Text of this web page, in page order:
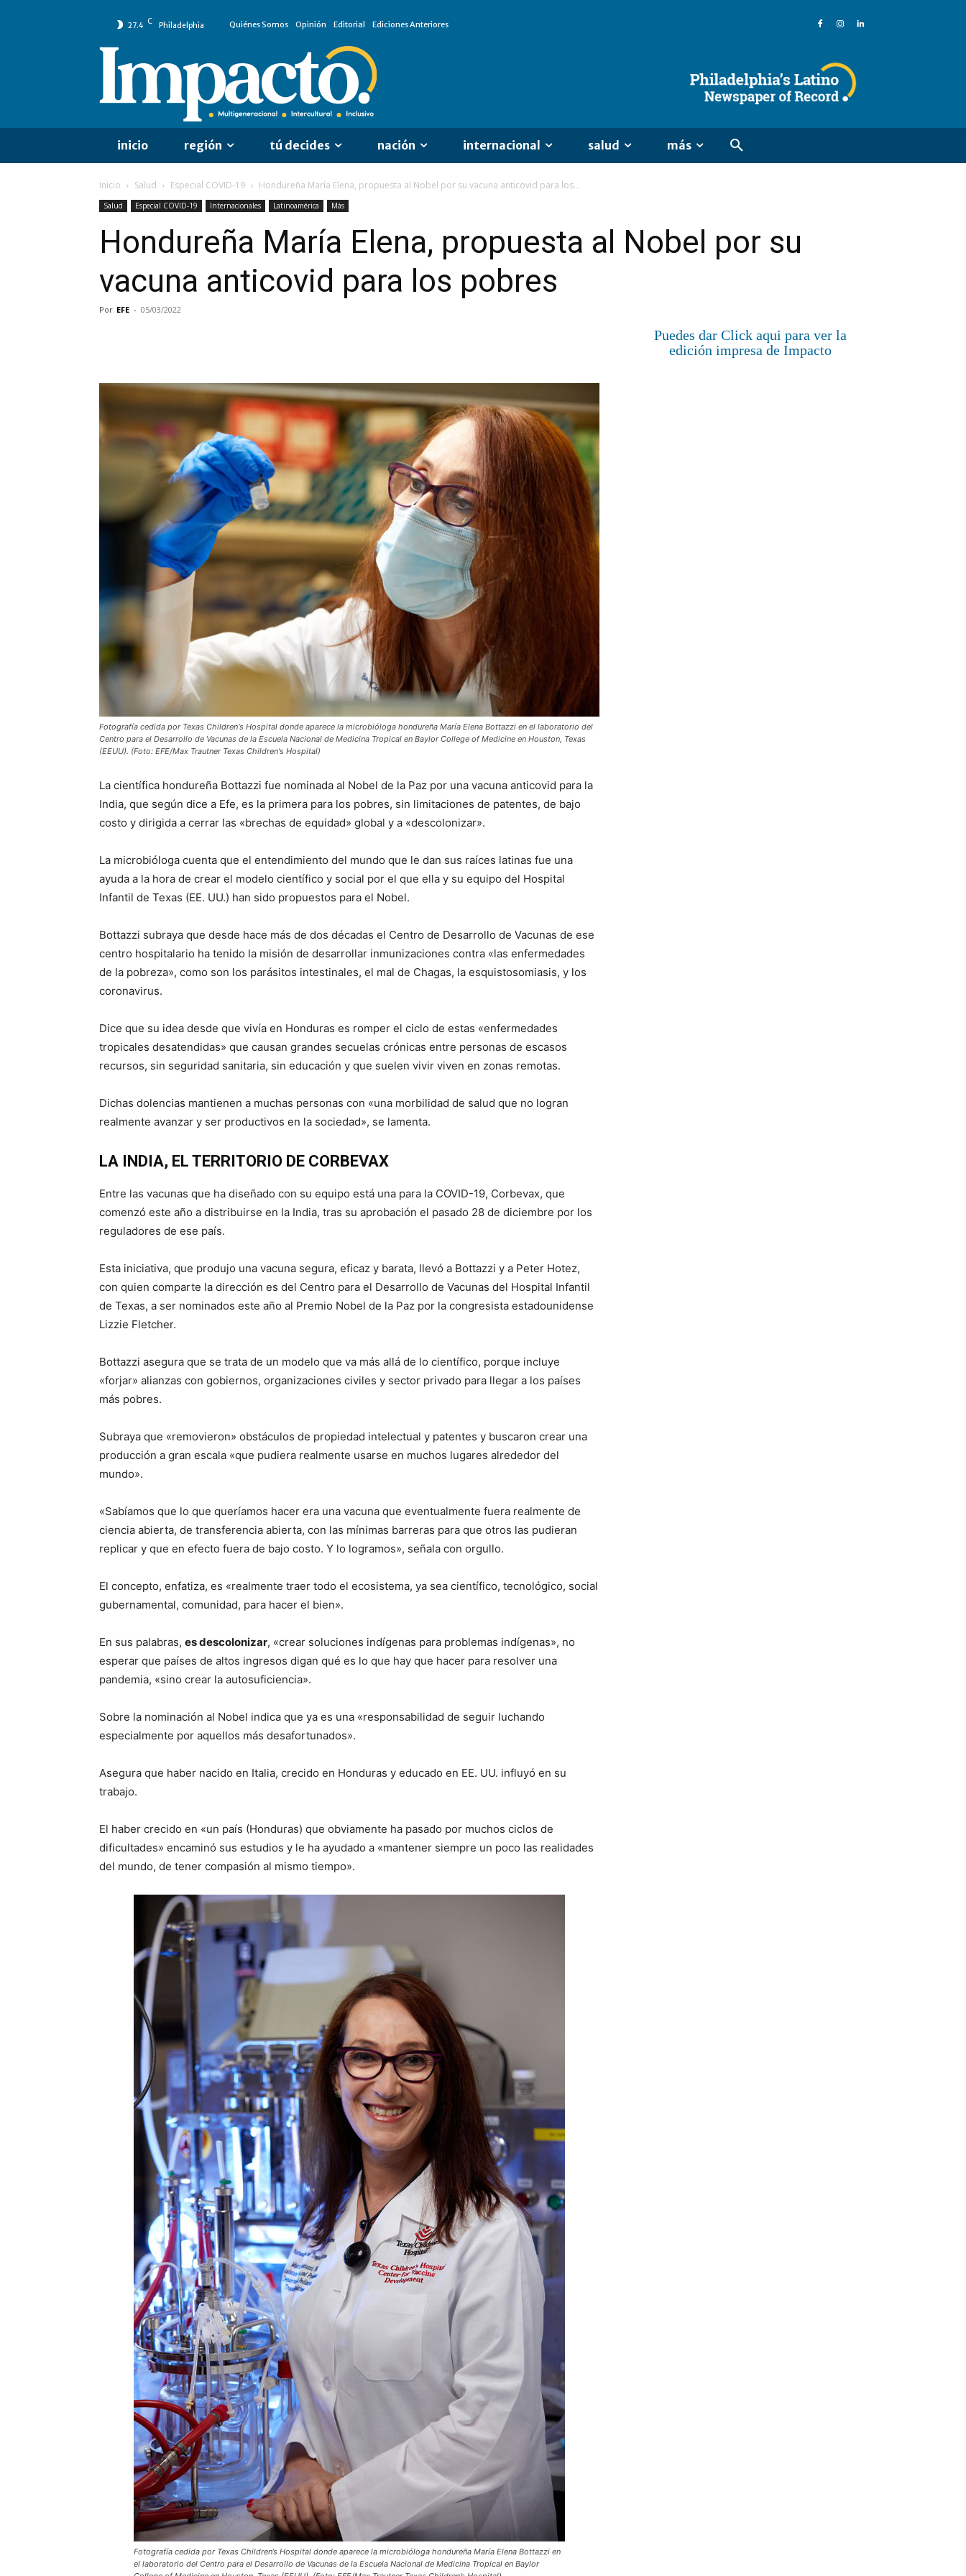
27.4 C Philadelphia Quiénes Somos Opinión Editorial Ediciones Anteriores
inicio región tú decides nación internacional salud más
Inicio Salud Especial COVID-19 Hondureña María Elena, propuesta al Nobel por su vacuna anticovid para los...
Salud Especial COVID-19 Internacionales Latinoamérica Más
Hondureña María Elena, propuesta al Nobel por su
vacuna anticovid para los pobres
Por EFE - 05/03/2022
Fotografía cedida por Texas Children's Hospital donde aparece la microbióloga hondureña María Elena Bottazzi en el laboratorio del
Centro para el Desarrollo de Vacunas de la Escuela Nacional de Medicina Tropical en Baylor College of Medicine en Houston, Texas
(EEUU). (Foto: EFE/Max Trautner Texas Children's Hospital)
La científica hondureña Bottazzi fue nominada al Nobel de la Paz por una vacuna anticovid para la
India, que según dice a Efe, es la primera para los pobres, sin limitaciones de patentes, de bajo
costo y dirigida a cerrar las «brechas de equidad» global y a «descolonizar».
La microbióloga cuenta que el entendimiento del mundo que le dan sus raíces latinas fue una
ayuda a la hora de crear el modelo científico y social por el que ella y su equipo del Hospital
Infantil de Texas (EE. UU.) han sido propuestos para el Nobel.
Bottazzi subraya que desde hace más de dos décadas el Centro de Desarrollo de Vacunas de ese
centro hospitalario ha tenido la misión de desarrollar inmunizaciones contra «las enfermedades
de la pobreza», como son los parásitos intestinales, el mal de Chagas, la esquistosomiasis, y los
coronavirus.
Dice que su idea desde que vivía en Honduras es romper el ciclo de estas «enfermedades
tropicales desatendidas» que causan grandes secuelas crónicas entre personas de escasos
recursos, sin seguridad sanitaria, sin educación y que suelen vivir viven en zonas remotas.
Dichas dolencias mantienen a muchas personas con «una morbilidad de salud que no logran
realmente avanzar y ser productivos en la sociedad», se lamenta.
LA INDIA, EL TERRITORIO DE CORBEVAX
Entre las vacunas que ha diseñado con su equipo está una para la COVID-19, Corbevax, que
comenzó este año a distribuirse en la India, tras su aprobación el pasado 28 de diciembre por los
reguladores de ese país.
Esta iniciativa, que produjo una vacuna segura, eficaz y barata, llevó a Bottazzi y a Peter Hotez,
con quien comparte la dirección es del Centro para el Desarrollo de Vacunas del Hospital Infantil
de Texas, a ser nominados este año al Premio Nobel de la Paz por la congresista estadounidense
Lizzie Fletcher.
Bottazzi asegura que se trata de un modelo que va más allá de lo científico, porque incluye
«forjar» alianzas con gobiernos, organizaciones civiles y sector privado para llegar a los países
más pobres.
Subraya que «removieron» obstáculos de propiedad intelectual y patentes y buscaron crear una
producción a gran escala «que pudiera realmente usarse en muchos lugares alrededor del
mundo».
«Sabíamos que lo que queríamos hacer era una vacuna que eventualmente fuera realmente de
ciencia abierta, de transferencia abierta, con las mínimas barreras para que otros las pudieran
replicar y que en efecto fuera de bajo costo. Y lo logramos», señala con orgullo.
El concepto, enfatiza, es «realmente traer todo el ecosistema, ya sea científico, tecnológico, social
gubernamental, comunidad, para hacer el bien».
En sus palabras, es descolonizar, «crear soluciones indígenas para problemas indígenas», no
esperar que países de altos ingresos digan qué es lo que hay que hacer para resolver una
pandemia, «sino crear la autosuficiencia».
Sobre la nominación al Nobel indica que ya es una «responsabilidad de seguir luchando
especialmente por aquellos más desafortunados».
Asegura que haber nacido en Italia, crecido en Honduras y educado en EE. UU. influyó en su
trabajo.
El haber crecido en «un país (Honduras) que obviamente ha pasado por muchos ciclos de
dificultades» encaminó sus estudios y le ha ayudado a «mantener siempre un poco las realidades
del mundo, de tener compasión al mismo tiempo».
Fotografía cedida por Texas Children’s Hospital donde aparece la microbióloga hondureña María Elena Bottazzi en
el laboratorio del Centro para el Desarrollo de Vacunas de la Escuela Nacional de Medicina Tropical en Baylor
Puedes dar Click aqui para ver la
edición impresa de Impacto